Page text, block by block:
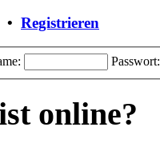
• Registrieren
Passwort:
online?